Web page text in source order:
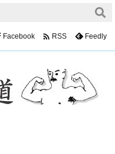
Facebook  RSS Feedly